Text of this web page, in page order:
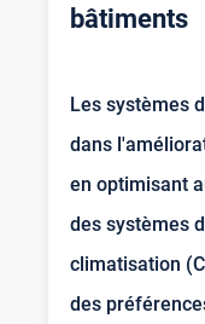
bâtiments
Les systèmes
dans
en optimisant
des systèmes
climatisation
des